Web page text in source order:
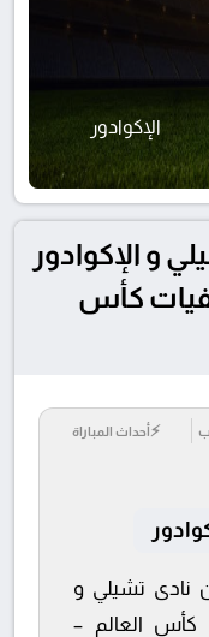
الإكوادور
و الإكوادور
26 في تصفيات كأس
⚡أحداث المباراة
03-26 كلا من نادى تشيلي و
كأس العالم –